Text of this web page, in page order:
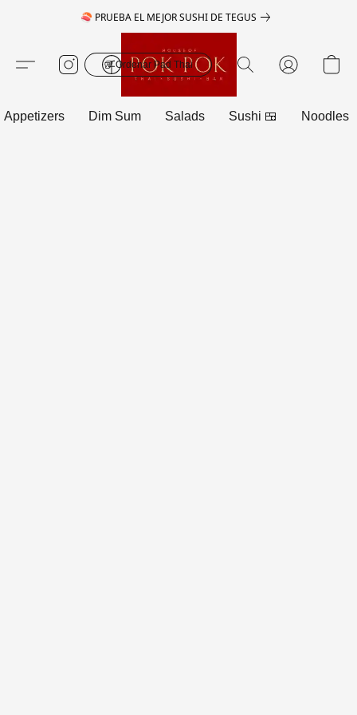
🍣 PRUEBA EL MEJOR SUSHI DE TEGUS
🥡 Ordenar Pad Thai
Appetizers Dim Sum Salads Sushi 🍱 Noodles